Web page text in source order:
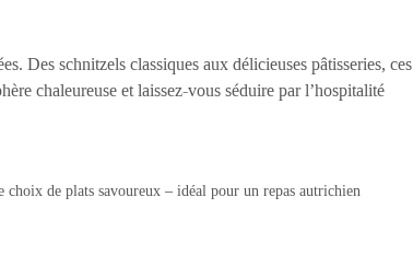
Des schnitzels classiques aux délicieuses pâtisseries, ces
chaleureuse et laissez-vous séduire par l’hospitalité
de plats savoureux – idéal pour un repas autrichien